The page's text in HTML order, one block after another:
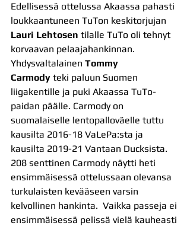
Edellisessä ottelussa Akaassa pahasti
loukkaantuneen TuTon keskitorjujan
Lauri Lehtosen tilalle TuTo oli tehnyt
korvaavan pelaajahankinnan.
Yhdysvaltalainen Tommy
Carmody teki paluun Suomen
liigakentille ja puki Akaassa TuTo-
paidan päälle. Carmody on
suomalaiselle lentopalloväelle tuttu
kausilta 2016-18 VaLePa:sta ja
kausilta 2019-21 Vantaan Ducksista.
208 senttinen Carmody näytti heti
ensimmäisessä ottelussaan olevansa
turkulaisten kevääseen varsin
kelvollinen hankinta.  Vaikka passeja ei
ensimmäisessä pelissä vielä kauheasti